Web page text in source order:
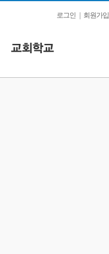
로그인 회원가입